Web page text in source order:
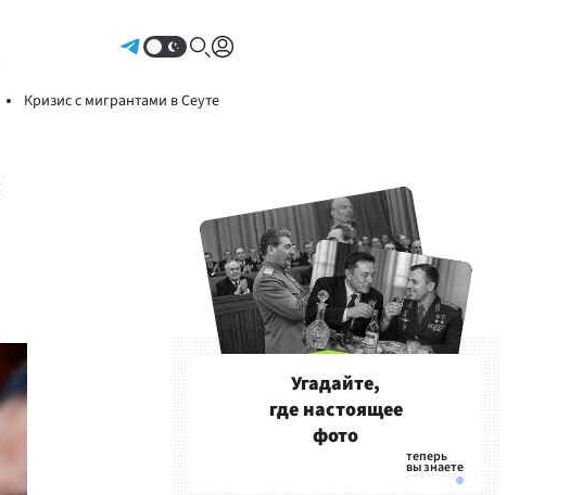
Кризис с мигрантами в Сеуте
Угадайте,
где настоящее
фото